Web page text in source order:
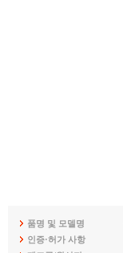
품명 및 모델명
인증·허가 사항